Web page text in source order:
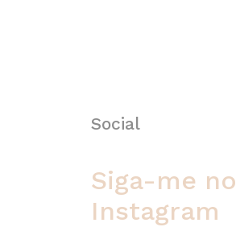
Social
Siga-me no
Instagram